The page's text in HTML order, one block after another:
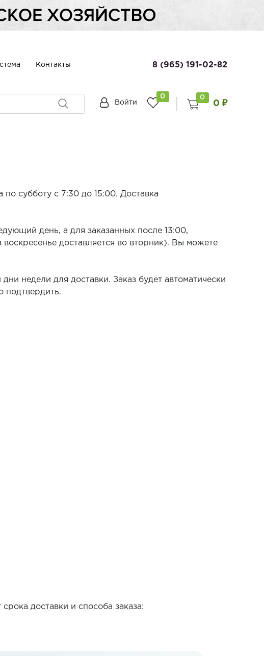
Контакты 8 (965) 191-02-82
Войти
0 0
0 ₽
субботу с 7:30 до 15:00. Доставка
день, а для заказанных после 13:00,
воскресенье доставляется во вторник). Вы можете
дни недели для доставки. Заказ будет автоматически
подтвердить.
доставки и способа заказа: